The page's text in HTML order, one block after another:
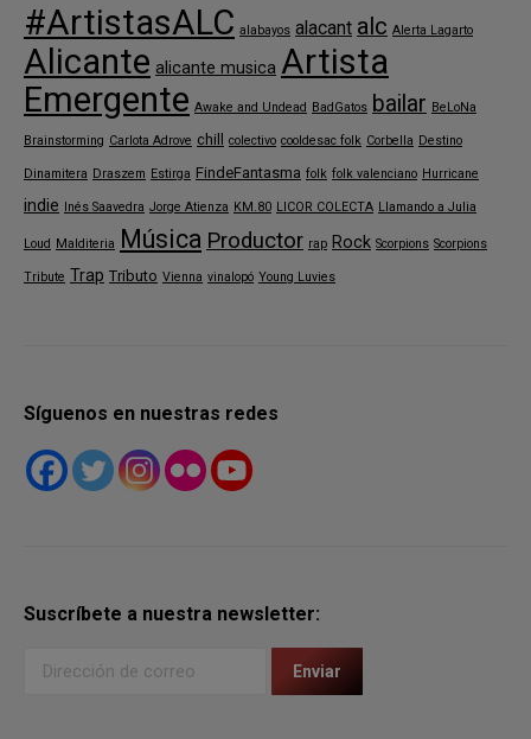
#ArtistasALC alabayos alacant alc Alerta Lagarto
Alicante alicante musica Artista
Emergente Awake and Undead BadGatos bailar BeLoNa
Brainstorming Carlota Adrove chill colectivo cooldesac folk Corbella Destino
Dinamitera Draszem Estirga FindeFantasma folk folk valenciano Hurricane
indie Inés Saavedra Jorge Atienza KM.80 LICOR COLECTA Llamando a Julia
Loud Malditeria Música Productor rap Rock Scorpions Scorpions
Tribute Trap Tributo Vienna vinalopó Young Luvies
Síguenos en nuestras redes
Suscríbete a nuestra newsletter: